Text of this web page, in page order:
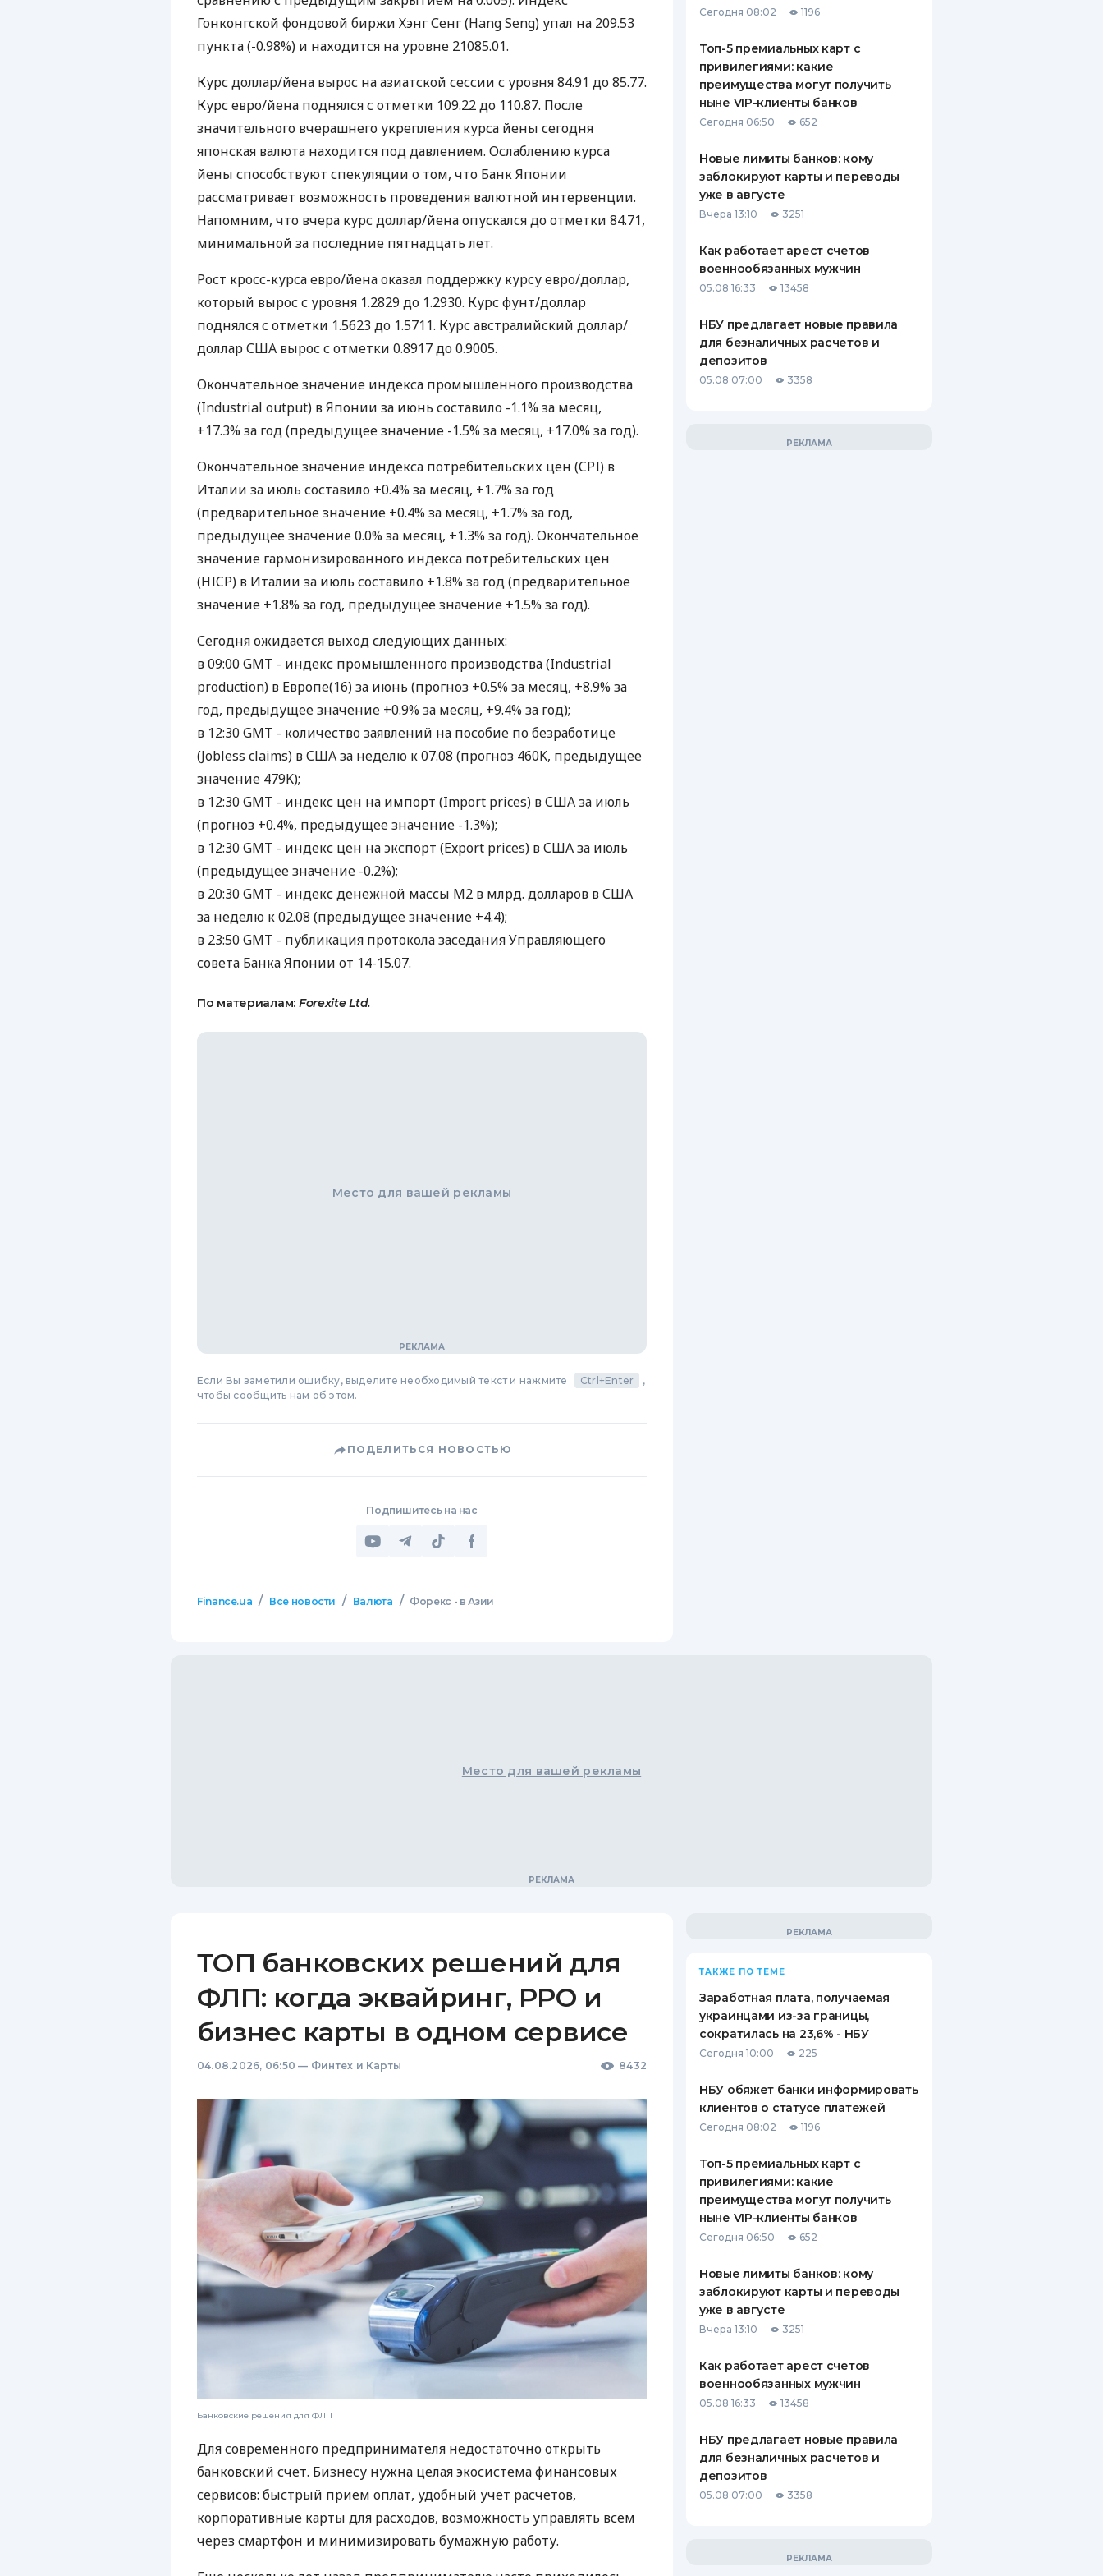
ЕЖЕМЕСЯЧНЫЙ ОБЗОР
БАНКОВСКИМ КАРТАМ
ВСЕ СТРАХОВЫЕ ПОЛИСЫ
СТРАХОВЫЕ КОМПАНИИ
КОМПАНИЯХ
КОНТАКТЫ
Гонконгской фондовой биржи Хэнг Сенг (Hang Seng) упал на 209.53
пункта (-0.98%) и находится на уровне 21085.01.
Курс доллар/йена вырос на азиатской сессии с уровня 84.91 до 85.77.
Курс евро/йена поднялся с отметки 109.22 до 110.87. После
значительного вчерашнего укрепления курса йены сегодня
японская валюта находится под давлением. Ослаблению курса
йены способствуют спекуляции о том, что Банк Японии
рассматривает возможность проведения валютной интервенции.
Напомним, что вчера курс доллар/йена опускался до отметки 84.71,
минимальной за последние пятнадцать лет.
Рост кросс-курса евро/йена оказал поддержку курсу евро/доллар,
который вырос с уровня 1.2829 до 1.2930. Курс фунт/доллар
поднялся с отметки 1.5623 до 1.5711. Курс австралийский доллар/
доллар США вырос с отметки 0.8917 до 0.9005.
Окончательное значение индекса промышленного производства
(Industrial output) в Японии за июнь составило -1.1% за месяц,
+17.3% за год (предыдущее значение -1.5% за месяц, +17.0% за год).
Окончательное значение индекса потребительских цен (CPI) в
Италии за июль составило +0.4% за месяц, +1.7% за год
(предварительное значение +0.4% за месяц, +1.7% за год,
предыдущее значение 0.0% за месяц, +1.3% за год). Окончательное
значение гармонизированного индекса потребительских цен
(HICP) в Италии за июль составило +1.8% за год (предварительное
значение +1.8% за год, предыдущее значение +1.5% за год).
Сегодня ожидается выход следующих данных:
в 09:00 GMT - индекс промышленного производства (Industrial
production) в Европе(16) за июнь (прогноз +0.5% за месяц, +8.9% за
год, предыдущее значение +0.9% за месяц, +9.4% за год);
в 12:30 GMT - количество заявлений на пособие по безработице
(Jobless claims) в США за неделю к 07.08 (прогноз 460K, предыдущее
значение 479K);
в 12:30 GMT - индекс цен на импорт (Import prices) в США за июль
(прогноз +0.4%, предыдущее значение -1.3%);
в 12:30 GMT - индекс цен на экспорт (Export prices) в США за июль
(предыдущее значение -0.2%);
в 20:30 GMT - индекс денежной массы М2 в млрд. долларов в США
за неделю к 02.08 (предыдущее значение +4.4);
в 23:50 GMT - публикация протокола заседания Управляющего
совета Банка Японии от 14-15.07.
По материалам: Forexite Ltd.
Место для вашей рекламы
Если Вы заметили ошибку, выделите необходимый текст и нажмите Ctrl+Enter
,
чтобы сообщить нам об этом.
ПОДЕЛИТЬСЯ НОВОСТЬЮ
Подпишитесь на нас
Finance.ua / Все новости / Валюта / Форекс - в Азии
Сегодня 08:02 1196
Топ-5 премиальных карт с
привилегиями: какие
преимущества могут получить
ныне VIP-клиенты банков
Сегодня 06:50 652
Новые лимиты банков: кому
заблокируют карты и переводы
уже в августе
Вчера 13:10 3251
Как работает арест счетов
военнообязанных мужчин
05.08 16:33 13458
НБУ предлагает новые правила
для безналичных расчетов и
депозитов
05.08 07:00 3358
Место для вашей рекламы
ТОП банковских решений для
ФЛП: когда эквайринг, РРО и
бизнес карты в одном сервисе
04.08.2026, 06:50 — Финтех и Карты 8432
Банковские решения для ФЛП
Для современного предпринимателя недостаточно открыть
банковский счет. Бизнесу нужна целая экосистема финансовых
сервисов: быстрый прием оплат, удобный учет расчетов,
корпоративные карты для расходов, возможность управлять всем
через смартфон и минимизировать бумажную работу.
ТАКЖЕ ПО ТЕМЕ
Заработная плата, получаемая
украинцами из-за границы,
сократилась на 23,6% - НБУ
Сегодня 10:00 225
НБУ обяжет банки информировать
клиентов о статусе платежей
Сегодня 08:02 1196
Топ-5 премиальных карт с
привилегиями: какие
преимущества могут получить
ныне VIP-клиенты банков
Сегодня 06:50 652
Новые лимиты банков: кому
заблокируют карты и переводы
уже в августе
Вчера 13:10 3251
Как работает арест счетов
военнообязанных мужчин
05.08 16:33 13458
НБУ предлагает новые правила
для безналичных расчетов и
депозитов
05.08 07:00 3358